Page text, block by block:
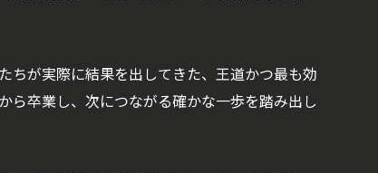
ちが実際に結果を出してきた、王道かつ最も効
ら卒業し、次につながる確かな一歩を踏み出し